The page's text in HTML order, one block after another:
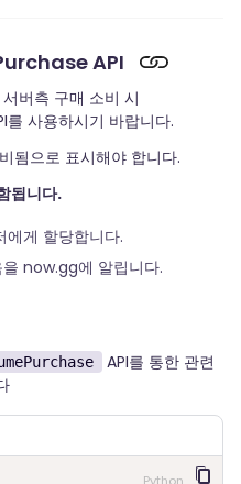
API
버측 구매 소비 시
를 사용하시기 바랍니다.
됨으로 표시해야 합니다.
됩니다.
에게 할당합니다.
now.gg에 알립니다.
API를 통한 관련